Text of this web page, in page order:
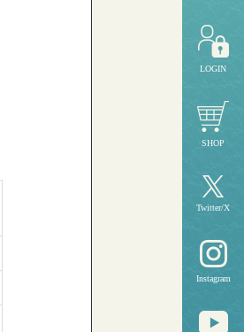
LOGIN
SHOP
Twitter/X
Instagram